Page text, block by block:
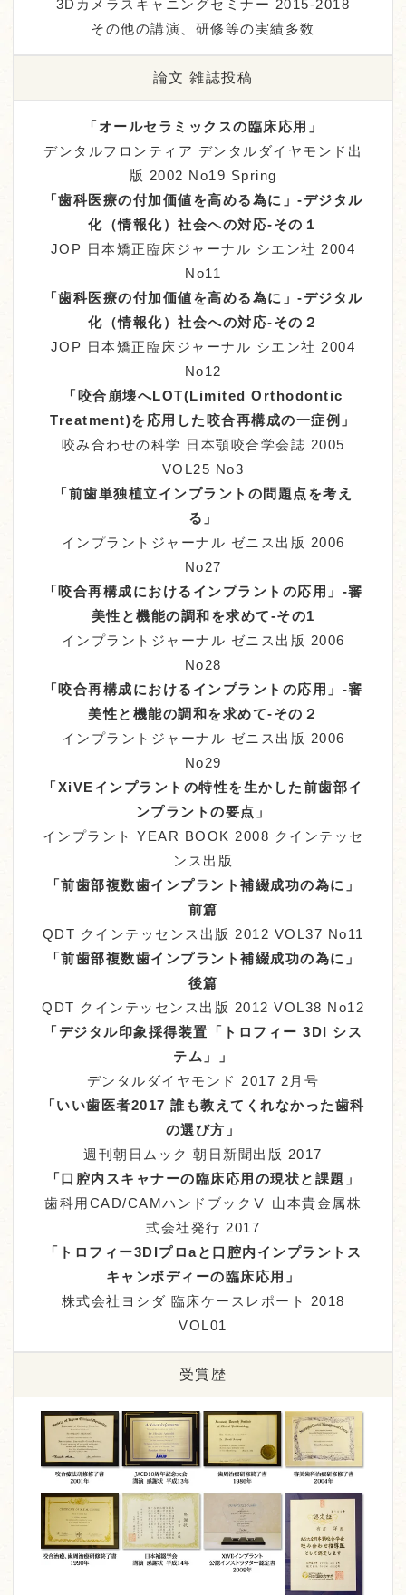
3Dカメラスキャニングセミナー 2015-2018
その他の講演、研修等の実績多数
論文 雑誌投稿
「オールセラミックスの臨床応用」
デンタルフロンティア デンタルダイヤモンド出
版 2002 No19 Spring
「歯科医療の付加価値を高める為に」-デジタル
化（情報化）社会への対応-その１
JOP 日本矯正臨床ジャーナル シエン社 2004
No11
「歯科医療の付加価値を高める為に」-デジタル
化（情報化）社会への対応-その２
JOP 日本矯正臨床ジャーナル シエン社 2004
No12
「咬合崩壊へLOT(Limited Orthodontic
Treatment)を応用した咬合再構成の一症例」
咬み合わせの科学 日本顎咬合学会誌 2005
VOL25 No3
「前歯単独植立インプラントの問題点を考え
る」
インプラントジャーナル ゼニス出版 2006
No27
「咬合再構成におけるインプラントの応用」-審
美性と機能の調和を求めて-その1
インプラントジャーナル ゼニス出版 2006
No28
「咬合再構成におけるインプラントの応用」-審
美性と機能の調和を求めて-その２
インプラントジャーナル ゼニス出版 2006
No29
「XiVEインプラントの特性を生かした前歯部イ
ンプラントの要点」
インプラント YEAR BOOK 2008 クインテッセ
ンス出版
「前歯部複数歯インプラント補綴成功の為に」
前篇
QDT クインテッセンス出版 2012 VOL37 No11
「前歯部複数歯インプラント補綴成功の為に」
後篇
QDT クインテッセンス出版 2012 VOL38 No12
「デジタル印象採得装置「トロフィー 3DI シス
テム」」
デンタルダイヤモンド 2017 2月号
「いい歯医者2017 誰も教えてくれなかった歯科
の選び方」
週刊朝日ムック 朝日新聞出版 2017
「口腔内スキャナーの臨床応用の現状と課題」
歯科用CAD/CAMハンドブックⅤ 山本貴金属株
式会社発行 2017
「トロフィー3DIプロaと口腔内インプラントス
キャンボディーの臨床応用」
株式会社ヨシダ 臨床ケースレポート 2018
VOL01
受賞歴